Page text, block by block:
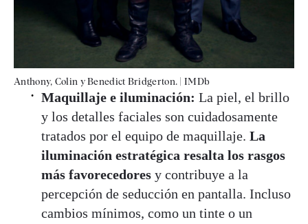
Anthony, Colin y Benedict Bridgerton. |IMDb
Maquillaje e iluminación: La piel, el brillo
y los detalles faciales son cuidadosamente
tratados por el equipo de maquillaje. La
iluminación estratégica resalta los rasgos
más favorecedores y contribuye a la
percepción de seducción en pantalla. Incluso
cambios mínimos, como un tinte o un